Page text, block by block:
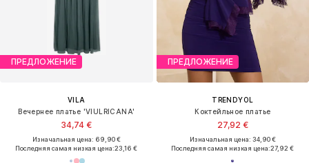
ПРЕДЛОЖЕНИЕ
VILA
Вечернее платье 'VIULRICANA'
34,74 €
Изначальная цена: 69,90 €
Последняя самая низкая цена:23,16 €
ПРЕДЛОЖЕНИЕ
TRENDYOL
Коктейльное платье
27,92 €
Изначальная цена: 34,90 €
Последняя самая низкая цена:27,92 €